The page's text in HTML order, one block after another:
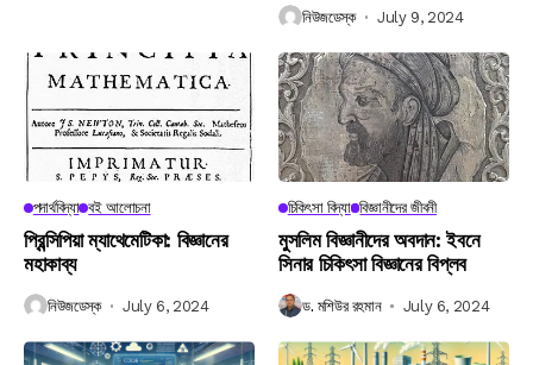
নিউজডেস্ক July 9, 2024
পদার্থবিদ্যা বই আলোচনা
প্রিন্সিপিয়া ম্যাথেমেটিকা: বিজ্ঞানের
মহাকাব্য
নিউজডেস্ক July 6, 2024
চিকিৎসা বিদ্যা বিজ্ঞানীদের জীবনী
মুসলিম বিজ্ঞানীদের অবদান: ইবনে
সিনার চিকিৎসা বিজ্ঞানের বিপ্লব
ড. মশিউর রহমান July 6, 2024